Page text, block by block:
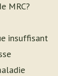
MRC?
insuffisant